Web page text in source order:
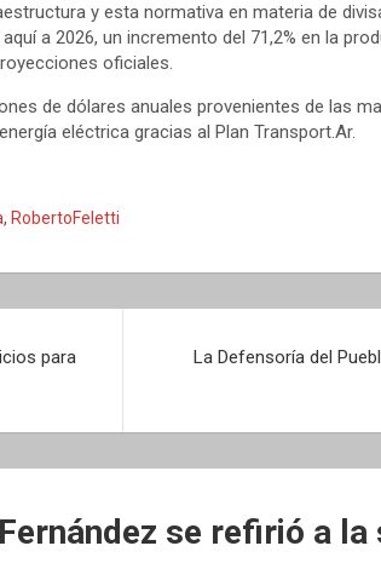
y esta normativa en materia de
a 2026, un incremento del 71,2% en la
oficiales.
de dólares anuales provenientes de las
eléctrica gracias al Plan Transport.Ar.
, RobertoFeletti
para
La Defensoría del
se refirió a la